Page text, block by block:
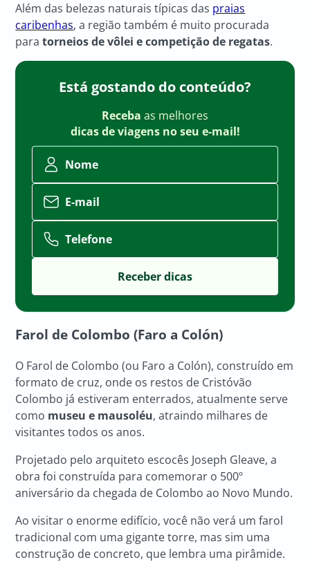
Além das belezas naturais típicas das praias
caribenhas, a região também é muito procurada
paratorneios de vôlei e competição de regatas.
Está gostando do conteúdo?
Receba as melhores
dicas de viagens no seu e-mail!
Nome
E-mail
Telefone
Farol de Colombo (Faro a Colón)
O Farol de Colombo (ou Faro a Colón), construído em
formato de cruz, onde os restos de Cristóvão
Colombo já estiveram enterrados, atualmente serve
como museu e mausoléu, atraindo milhares de
visitantes todos os anos.
Projetado pelo arquiteto escocês Joseph Gleave, a
obra foi construída para comemorar o 500º
aniversário da chegada de Colombo ao Novo Mundo.
Ao visitar o enorme edifício, você não verá um farol
tradicional com uma gigante torre, mas sim uma
construção de concreto, que lembra uma pirâmide.